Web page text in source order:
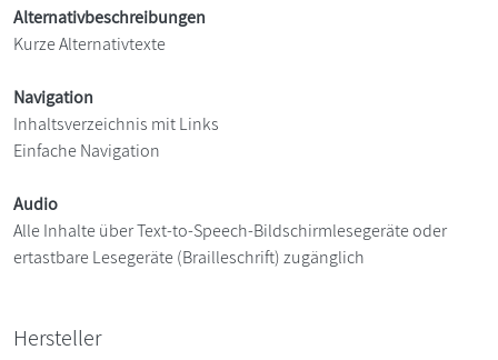
Alternativbeschreibungen
Kurze Alternativtexte
Navigation
Inhaltsverzeichnis mit Links
Einfache Navigation
Audio
Alle Inhalte über Text-to-Speech-Bildschirmlesegeräte oder
ertastbare Lesegeräte (Brailleschrift) zugänglich
Hersteller